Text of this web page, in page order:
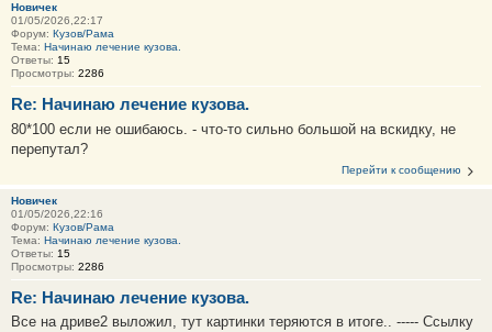
Новичек
01/05/2026,22:17
Форум: Кузов/Рама
Тема: Начинаю лечение кузова.
Ответы: 15
Просмотры: 2286
Re: Начинаю лечение кузова.
80*100 если не ошибаюсь. - что-то сильно большой на вскидку, не
перепутал?
Перейти к сообщению
Новичек
01/05/2026,22:16
Форум: Кузов/Рама
Тема: Начинаю лечение кузова.
Ответы: 15
Просмотры: 2286
Re: Начинаю лечение кузова.
Все на дриве2 выложил, тут картинки теряются в итоге.. ----- Ссылку